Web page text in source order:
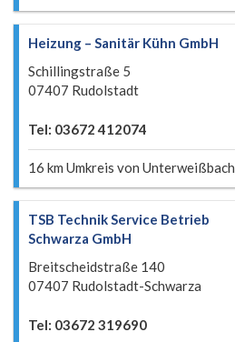
Heizung – Sanitär Kühn GmbH
Schillingstraße 5
07407 Rudolstadt
Tel: 03672 412074
16 km Umkreis von Unterweißbach
TSB Technik Service Betrieb
Schwarza GmbH
Breitscheidstraße 140
07407 Rudolstadt-Schwarza
Tel: 03672 319690